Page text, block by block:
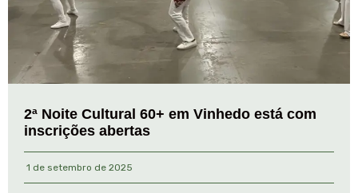
2ª Noite Cultural 60+ em Vinhedo está com
inscrições abertas
1 de setembro de 2025